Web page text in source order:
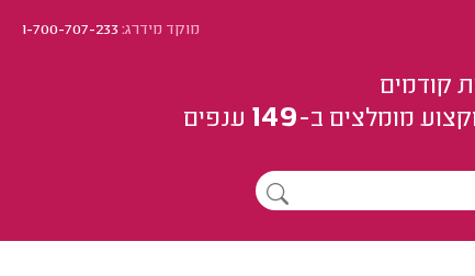
מוקד מידרג:1-700-707-233
קודמים
מומלצים ב-149 ענפים